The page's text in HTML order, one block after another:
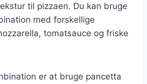
til pizzaen. Du kan bruge
med forskellige
tomatsauce og friske
er at bruge pancetta